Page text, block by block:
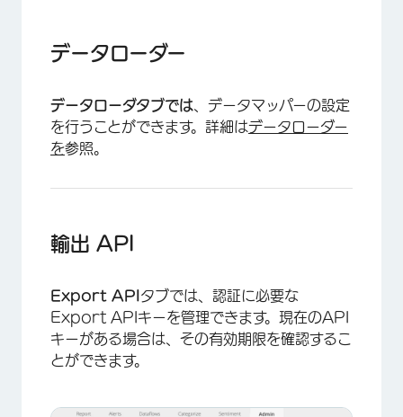
データローダー
データローダタブでは 、データマッパーの設定
を行うことができます。詳細はデータローダー
を参照。
輸出 API
Export API タブでは、認証に必要な
Export APIキーを管理できます。現在のAPI
キーがある場合は、その有効期限を確認するこ
とができます。